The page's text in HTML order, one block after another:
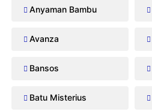
Anyaman Bambu
Avanza
Bansos
Batu Misterius